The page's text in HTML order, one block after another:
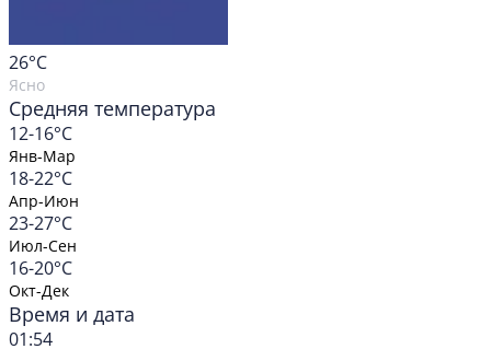
26°C
Ясно
Средняя температура
12-16°C
Янв-Мар
18-22°C
Апр-Июн
23-27°C
Июл-Сен
16-20°C
Окт-Дек
Время и дата
01:54